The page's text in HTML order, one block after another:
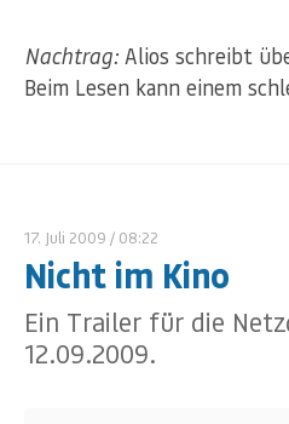
Nachtrag: Alios schreibt
Beim Lesen kann einem
17. Juli 2009 / 08:22
Nicht im Kino
Ein Trailer für die
12.09.2009.